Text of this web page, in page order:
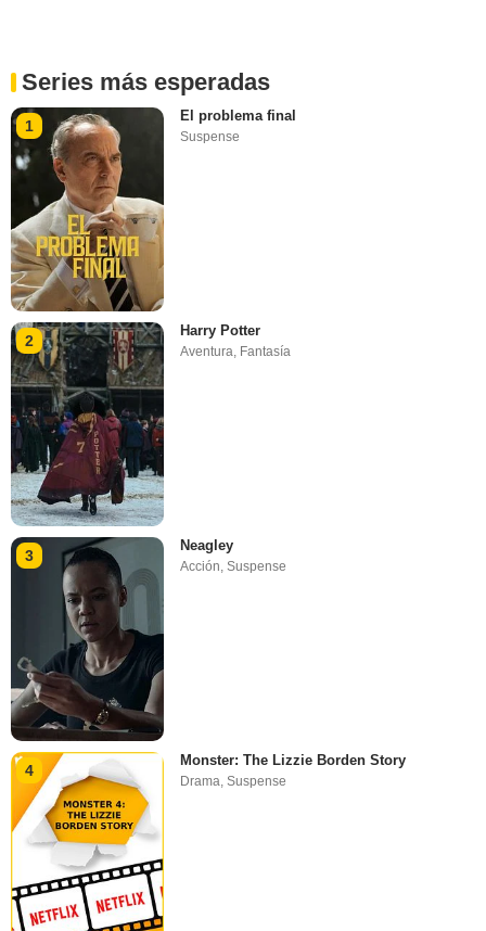
Series más esperadas
1
El problema final
Suspense
2
Harry Potter
Aventura, Fantasía
3
Neagley
Acción,Suspense
4
Monster: The Lizzie Borden Story
Drama,Suspense